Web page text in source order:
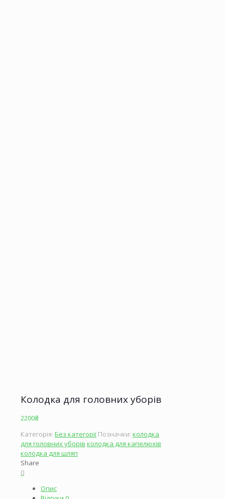
Колодка для головних уборів
2200₴
Категорія: Без категорії Позначки: колодка
для головних уборів колодка для капелюхів
колодка для шляп
Share
0
Опис